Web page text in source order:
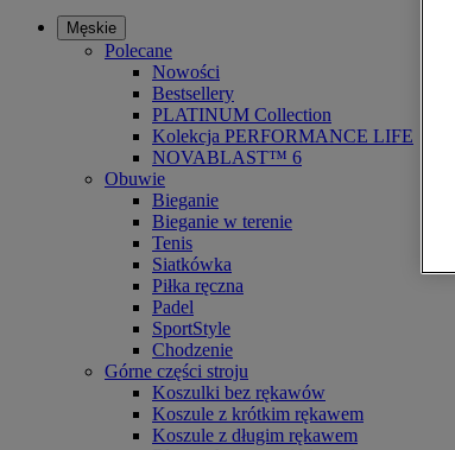
Męskie
Polecane
Nowości
Bestsellery
PLATINUM Collection
Kolekcja PERFORMANCE LIFE
NOVABLAST™ 6
Obuwie
Bieganie
Bieganie w terenie
Tenis
Siatkówka
Piłka ręczna
Padel
SportStyle
Chodzenie
Górne części stroju
Koszulki bez rękawów
Koszule z krótkim rękawem
Koszule z długim rękawem